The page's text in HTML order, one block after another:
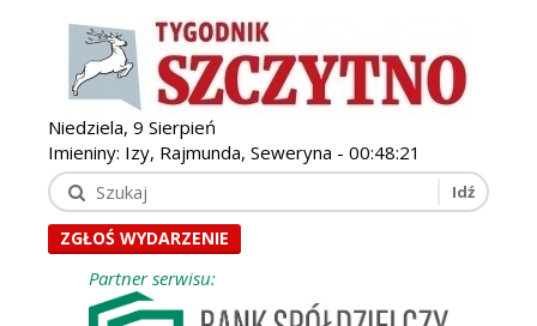
Niedziela, 9 Sierpień
Imieniny: Izy, Rajmunda, Seweryna - 00:48:22
ZGŁOŚ WYDARZENIE
Partner serwisu: